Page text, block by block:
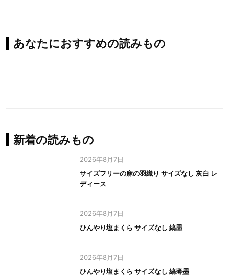
あなたにおすすめの読みもの
新着の読みもの
2026年8月7日
サイズフリーの麻の羽織り サイズなし 灰白 レ
ディース
2026年8月7日
ひんやり塩まくら サイズなし 縞墨
2026年8月7日
ひんやり塩まくら サイズなし 縞薄墨